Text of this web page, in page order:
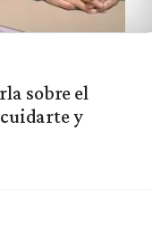
sobre el
y